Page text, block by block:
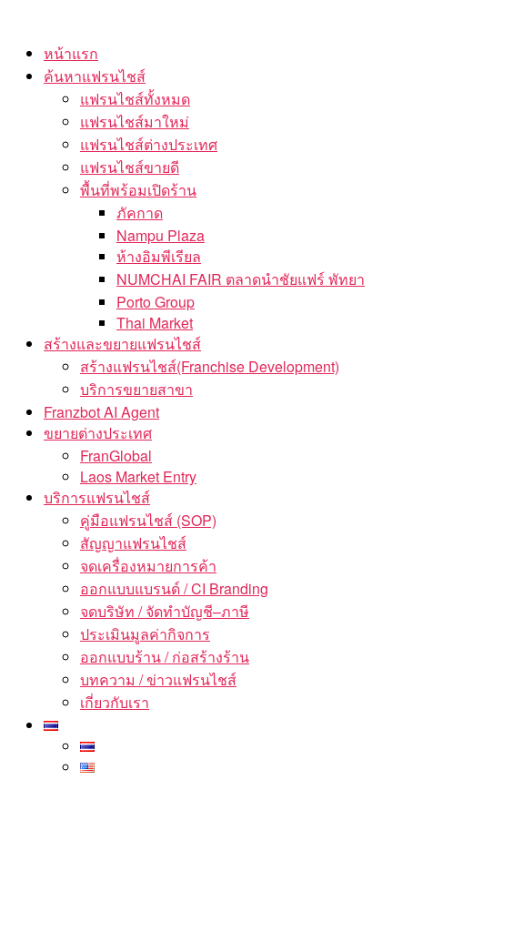
content
หน้าแรก
ค้นหาแฟรนไชส์
แฟรนไชส์ทั้งหมด
แฟรนไชส์มาใหม่
แฟรนไชส์ต่างประเทศ
แฟรนไชส์ขายดี
พื้นที่พร้อมเปิดร้าน
ภัคกาด
Nampu Plaza
ห้างอิมพีเรียล
NUMCHAI FAIR ตลาดนำชัยแฟร์ พัทยา
Porto Group
Thai Market
สร้างและขยายแฟรนไชส์
สร้างแฟรนไชส์(Franchise Development)
บริการขยายสาขา
Franzbot AI Agent
ขยายต่างประเทศ
FranGlobal
Laos Market Entry
บริการแฟรนไชส์
คู่มือแฟรนไชส์ (SOP)
สัญญาแฟรนไชส์
จดเครื่องหมายการค้า
ออกแบบแบรนด์ / CI Branding
จดบริษัท / จัดทำบัญชี–ภาษี
ประเมินมูลค่ากิจการ
ออกแบบร้าน / ก่อสร้างร้าน
บทความ / ข่าวแฟรนไชส์
เกี่ยวกับเรา